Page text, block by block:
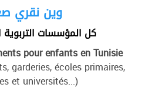
🤔 وين نقري
كل المؤسسات
pour enfants en Tunisie
garderies, écoles primaires,
et universités...)